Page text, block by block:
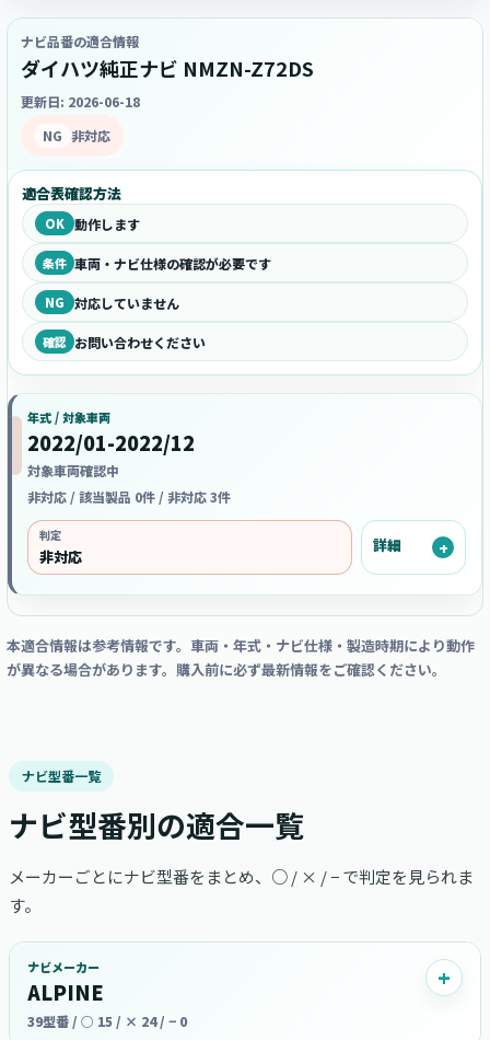
ナビ品番の適合情報
ダイハツ純正ナビ NMZN-Z72DS
更新日: 2026-06-18
NG 非対応
適合表確認方法
OK 動作します
条件 車両・ナビ仕様の確認が必要です
NG 対応していません
確認 お問い合わせください
年式 / 対象車両
2022/01-2022/12
対象車両確認中
非対応 / 該当製品 0件 / 非対応 3件
判定
非対応
詳細
本適合情報は参考情報です。車両・年式・ナビ仕様・製造時期により動作
が異なる場合があります。購入前に必ず最新情報をご確認ください。
ナビ型番一覧
ナビ型番別の適合一覧
メーカーごとにナビ型番をまとめ、○ / × / − で判定を見られま
す。
ナビメーカー
ALPINE
39型番 / ○ 15 / × 24 / − 0